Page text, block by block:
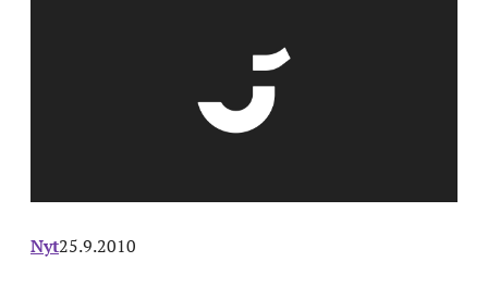
Nyt25.9.2010